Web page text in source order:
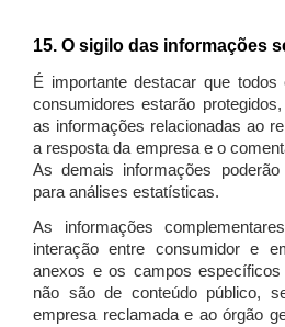
15. O sigilo das informações
É importante destacar que
consumidores estarão
as informações relacionadas ao
a resposta da empresa e o
As demais informações
para análises estatísticas.
As informações
interação entre consumidor e
anexos e os campos
não são de conteúdo público,
empresa reclamada e ao órgão